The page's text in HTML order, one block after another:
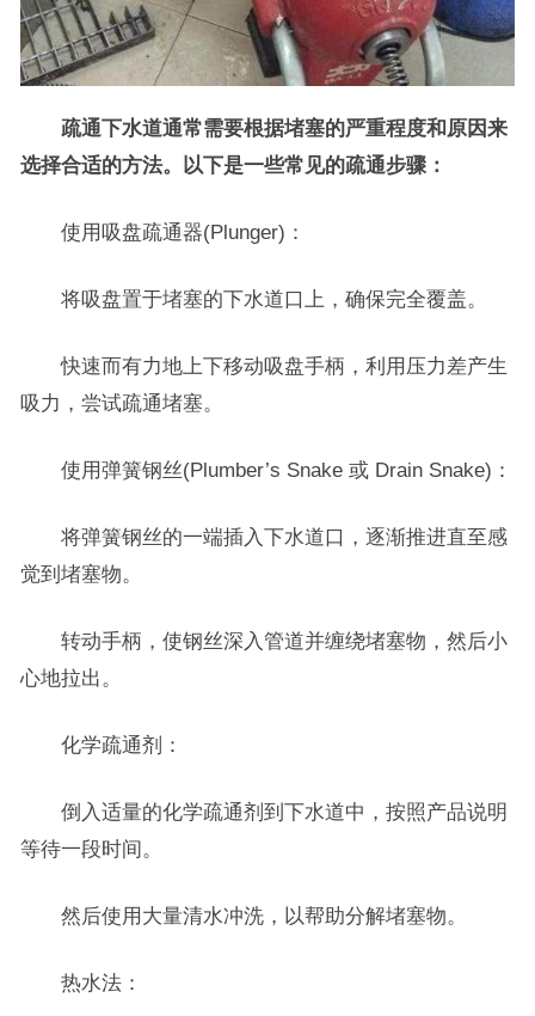
疏通下水道通常需要根据堵塞的严重程度和原因来
选择合适的方法。以下是一些常见的疏通步骤：
使用吸盘疏通器(Plunger)：
将吸盘置于堵塞的下水道口上，确保完全覆盖。
快速而有力地上下移动吸盘手柄，利用压力差产生
吸力，尝试疏通堵塞。
使用弹簧钢丝(Plumber’s Snake 或 Drain Snake)：
将弹簧钢丝的一端插入下水道口，逐渐推进直至感
觉到堵塞物。
转动手柄，使钢丝深入管道并缠绕堵塞物，然后小
心地拉出。
化学疏通剂：
倒入适量的化学疏通剂到下水道中，按照产品说明
等待一段时间。
然后使用大量清水冲洗，以帮助分解堵塞物。
热水法：